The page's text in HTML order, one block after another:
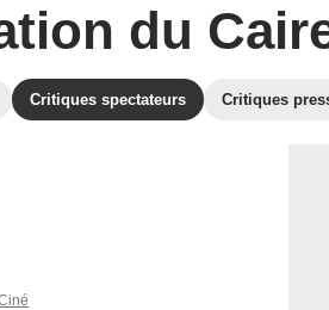
du
Critiques spectateurs Critiques